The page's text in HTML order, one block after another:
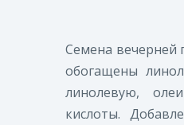
Семена вечерней
обогащены
линолевую,
кислоты.